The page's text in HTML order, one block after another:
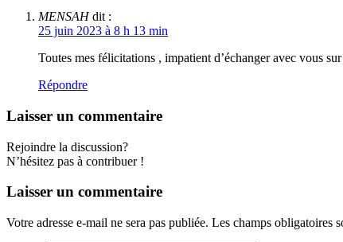
MENSAH dit :
25 juin 2023 à 8 h 13 min
Toutes mes félicitations , impatient d’échanger avec vous
Répondre
Laisser un commentaire
Rejoindre la discussion?
N’hésitez pas à contribuer !
Laisser un commentaire
Votre adresse e-mail ne sera pas publiée. Les champs obligatoires